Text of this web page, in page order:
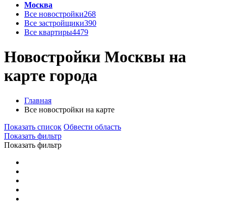
Москва
Все новостройки268
Все застройщики390
Все квартиры4479
Новостройки Москвы на
карте города
Главная
Все новостройки на карте
Показать список Обвести область
Показать фильтр
Показать фильтр